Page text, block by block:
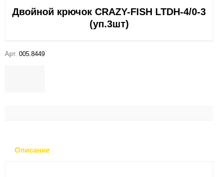
Двойной крючок CRAZY-FISH LTDH-4/0-3
(уп.3шт)
Арт. 005.8449
Описание